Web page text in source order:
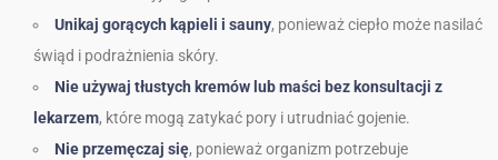
Unikaj gorących kąpieli i sauny, ponieważ ciepło może nasilać
świąd i podrażnienia skóry.
Nie używaj tłustych kremów lub maści bez konsultacji z
lekarzem, które mogą zatykać pory i utrudniać gojenie.
Nie przemęczaj się, ponieważ organizm potrzebuje